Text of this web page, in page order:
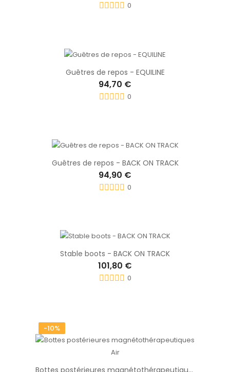
0
Guêtres de repos - EQUILINE
94,70 €
0
Guêtres de repos - BACK ON TRACK
94,90 €
0
Stable boots - BACK ON TRACK
101,80 €
0
-10%